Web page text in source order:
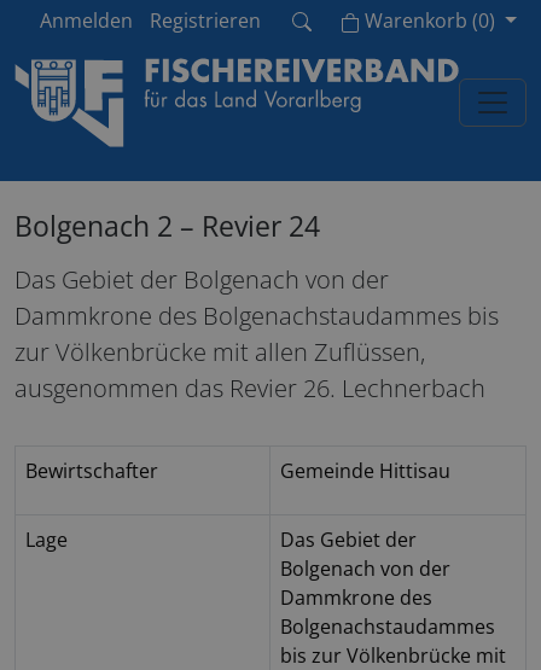
Anmelden Registrieren CartWarenkorb (0)
Bolgenach 2 – Revier 24
Das Gebiet der Bolgenach von der
Dammkrone des Bolgenachstaudammes bis
zur Völkenbrücke mit allen Zuflüssen,
ausgenommen das Revier 26. Lechnerbach
Bewirtschafter Gemeinde Hittisau
Lage
Das Gebiet der
Bolgenach von der
Dammkrone des
Bolgenachstaudammes
bis zur Völkenbrücke mit